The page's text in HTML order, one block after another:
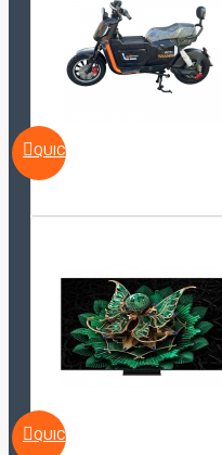
QUICKVIEW
QUICKVIEW